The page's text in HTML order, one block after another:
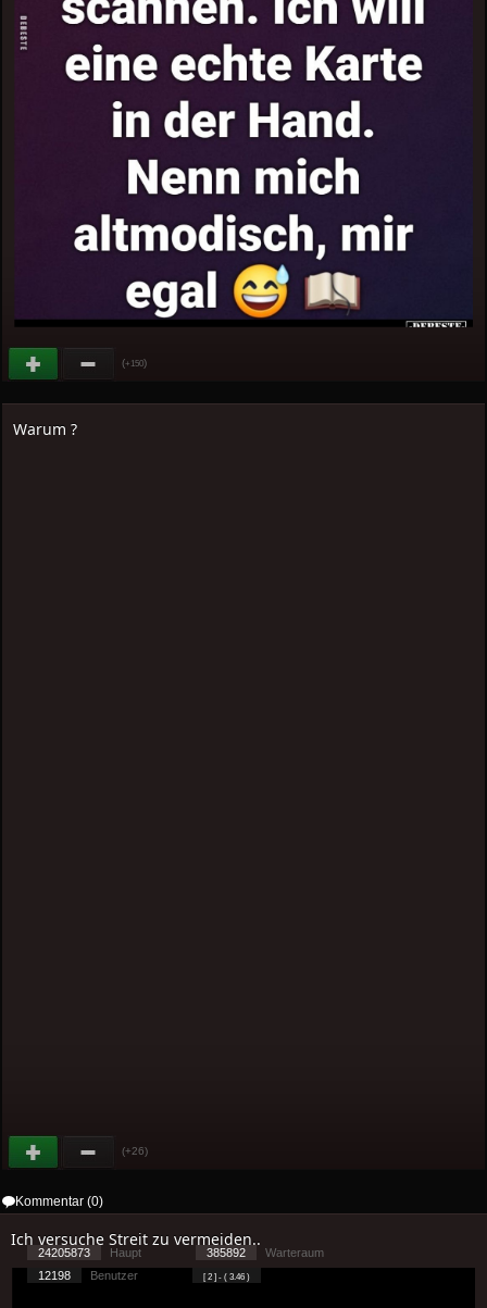
(+150)
Warum ?
(+26)
Kommentar (0)
Ich versuche Streit zu vermeiden..
24205873 Haupt 385892
Warteraum
12198
Benutzer [ 2 ] - ( 3.46 )